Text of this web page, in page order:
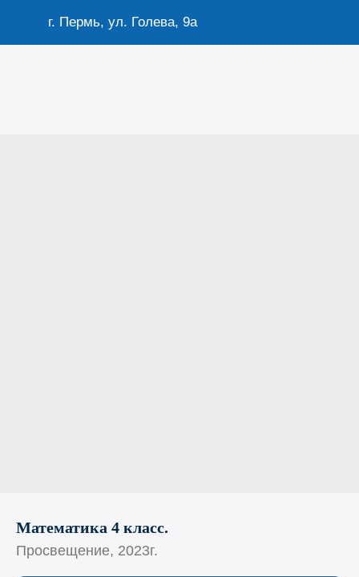
г. Пермь, ул. Голева, 9а
Математика 4 класс.
Просвещение, 2023г.